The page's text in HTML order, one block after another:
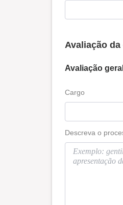
Avaliação
Avaliação
Cargo
Descreva o